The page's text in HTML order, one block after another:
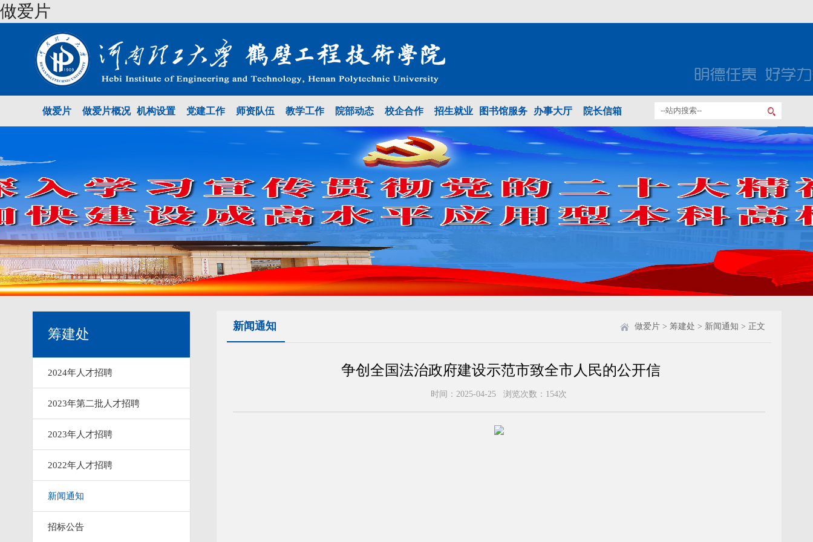
做爱片
做爱片 做爱片概况 机构设置 党建工作 师资队伍 教学工作 院部动态 校企合作 招生就业 图书馆服务 办事大厅 院长信箱
筹建处
2024年人才招聘
2023年第二批人才招聘
2023年人才招聘
2022年人才招聘
新闻通知
招标公告
新闻通知 做爱片 > 筹建处 > 新闻通知 > 正文
争创全国法治政府建设示范市致全市人民的公开信
时间：2025-04-25 浏览次数： 154次